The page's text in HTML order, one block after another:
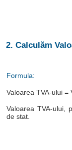
2. Calculăm
Formula:
Valoarea TVA-ului =
Valoarea TVA-ului,
de stat.